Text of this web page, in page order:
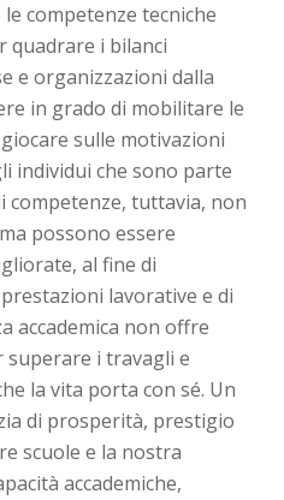
competenze tecniche
i bilanci
e organizzazioni dalla
in grado di mobilitare le
sulle motivazioni
individui che sono parte
competenze, tuttavia, non
possono essere
al fine di
lavorative e di
accademica non offre
i travagli e
la vita porta con sé. Un
di prosperità, prestigio
scuole e la nostra
accademiche,